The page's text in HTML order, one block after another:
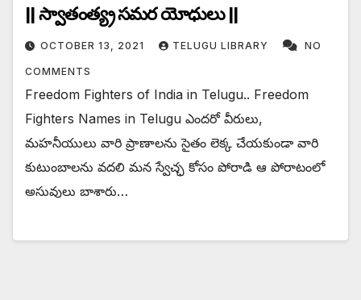
|| స్వాతంత్య్ర సమర యోధులు ||
OCTOBER 13, 2021 TELUGU LIBRARY NO
COMMENTS
Freedom Fighters of India in Telugu.. Freedom
Fighters Names in Telugu ఎందరో వీరులు,
మహనీయులు వారి ప్రాణాలను సైతం లెక్క చేయకుండా వారి
కుటుంబాలను వదలి మన స్వేచ్ఛ కోసం పోరాడి ఆ పోరాటంలో
అసువులు బాశారు…